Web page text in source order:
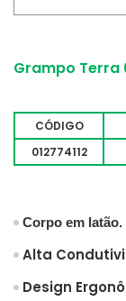
Grampo Terra
CÓDIGO
012774112
Corpo em latão.
Alta
Design